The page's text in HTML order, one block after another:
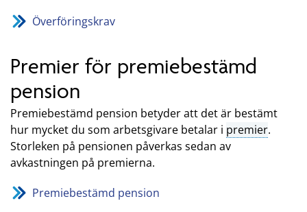
Överföringskrav
Premier för premiebestämd
pension
Premiebestämd pension betyder att det är bestämt
hur mycket du som arbetsgivare betalar i premier.
Storleken på pensionen påverkas sedan av
avkastningen på premierna.
Premiebestämd pension